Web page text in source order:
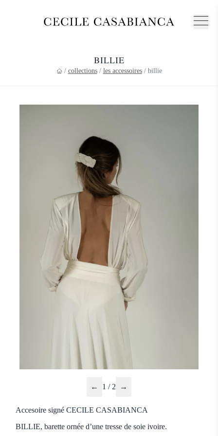
BILLIE
/ collections / les accessoires / billie
← 1 / 2 →
Accesoire signé CECILE CASABIANCA
BILLIE, barette ornée d’une tresse de soie ivoire.